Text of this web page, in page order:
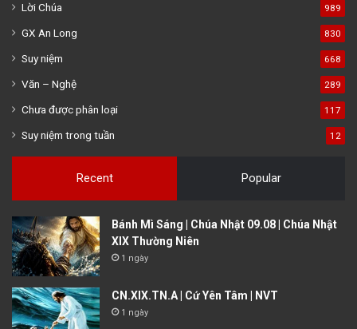
Lời Chúa 989
GX An Long 830
Suy niệm 668
Văn – Nghệ 289
Chưa được phân loại 117
Suy niệm trong tuần 12
Recent Popular
Bánh Mì Sáng | Chúa Nhật 09.08 | Chúa Nhật
XIX Thường Niên
1 ngày
CN.XIX.TN.A | Cứ Yên Tâm | NVT
1 ngày